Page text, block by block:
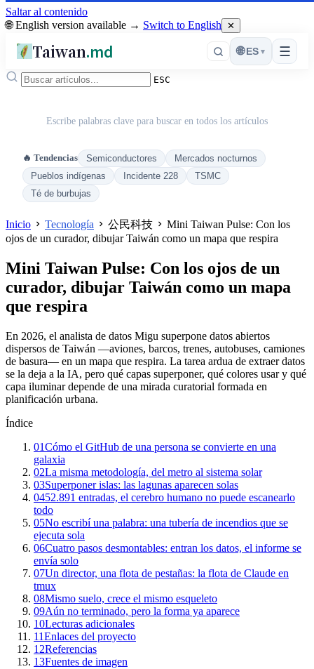
Saltar al contenido
🌐 English version available → Switch to English ✕
Taiwan.md ☰
🌐 ES ▾
ESC
Escribe palabras clave para buscar en todos los artículos
🔥 Tendencias Semiconductores
Mercados nocturnos
Pueblos indígenas
Incidente 228
TSMC
Té de burbujas
Inicio Tecnología 公民科技
Mini Taiwan Pulse: Con los
ojos de un curador, dibujar Taiwán como un mapa que respira
Mini Taiwan Pulse: Con los ojos de un
curador, dibujar Taiwán como un mapa
que respira
En 2026, el analista de datos Migu superpone datos abiertos
dispersos de Taiwán —aviones, barcos, trenes, autobuses, camiones
de basura— en un mapa que respira. La tarea ardua de extraer datos
se la deja a la IA, pero qué capas superponer, qué colores usar y qué
capa iluminar depende de una mirada curatorial formada en
planificación urbana.
Índice
01Cómo el GitHub de una persona se convierte en una
galaxia
02La misma metodología, del metro al sistema solar
03Superponer islas: las lagunas aparecen solas
0452.891 entradas, el cerebro humano no puede escanearlo
todo
05No escribí una palabra: una tubería de incendios que se
ejecuta sola
06Cuatro pasos desmontables: entran los datos, el informe se
envía solo
07Un director, una flota de pestañas: la flota de Claude en
tmux
08Mismo suelo, crece el mismo esqueleto
09Aún no terminado, pero la forma ya aparece
10Lecturas adicionales
11Enlaces del proyecto
12Referencias
13Fuentes de imagen